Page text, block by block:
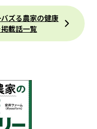
ズる農家の健康
載話一覧